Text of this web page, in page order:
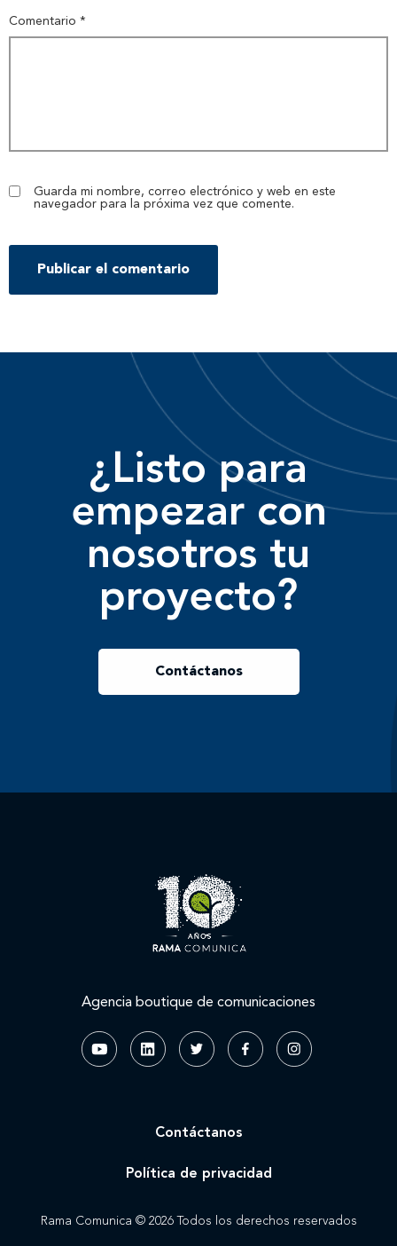
Comentario *
Guarda mi nombre, correo electrónico y web en este
navegador para la próxima vez que comente.
¿Listo para
empezar con
nosotros tu
proyecto?
Contáctanos
Agencia boutique de comunicaciones
Rama Comunica © 2026 Todos los derechos reservados
Contáctanos
Política de privacidad